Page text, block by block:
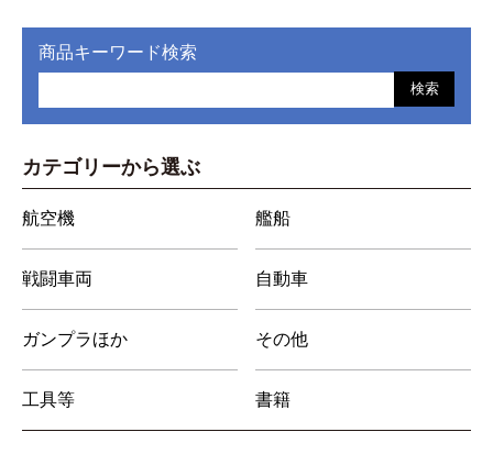
商品キーワード検索
検索
カテゴリーから選ぶ
航空機 艦船
戦闘車両 自動車
ガンプラほか その他
工具等 書籍